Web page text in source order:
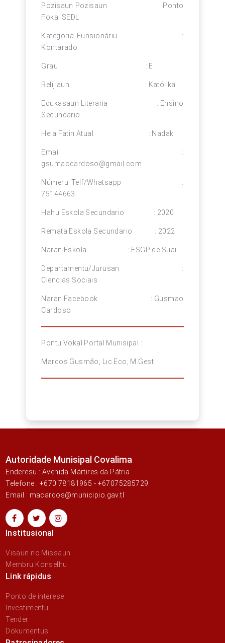
Pozisaun Pozisaun : Ponto
Fokal SEDL
Kategoria Funsionáriu :
Kontarado
Grau : E
Relijiaun : Katólika
Edukasaun Literaria : Ensino
Secundario
Hela Fatin Atual : Nadak
Email :
gsumaocardoso@gmail.com
Númeru Telf/Whatsapp :
75144663
Hahu Eskola Secundario : 2020
Remata Eskola Secundario : 2022
Naran Eskola : ESGP de Suai
Departamentu/Jurusan :
Ciencias Sociais
Naran Facebook : Gusmao
Cardoso
Pontu Vokal Portal Munisipal :
Marcos Gusmão, Lic.Eco, M.Gest
Autoridade Munisipal Covalima
Enderesu : Avenida Mártires da Pátria
Telefone : +670 78181965 - +67075285729
Email : macardos@municipio.gav.tl
Institusional
Visaun no Missaun
Membru Konselhu
Link rápidus
Ponto de interese
Investimentu
Tender
Dokumentus